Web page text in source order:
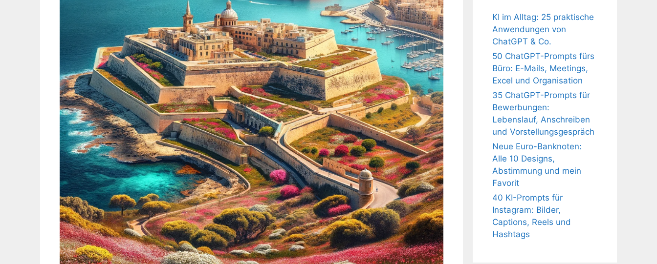
KI im Alltag: 25 praktische
Anwendungen von
ChatGPT & Co.
50 ChatGPT-Prompts fürs
Büro: E-Mails, Meetings,
Excel und Organisation
35 ChatGPT-Prompts für
Bewerbungen:
Lebenslauf, Anschreiben
und Vorstellungsgespräch
Neue Euro-Banknoten:
Alle 10 Designs,
Abstimmung und mein
Favorit
40 KI-Prompts für
Instagram: Bilder,
Captions, Reels und
Hashtags